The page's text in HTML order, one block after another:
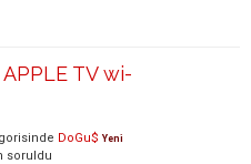
APPLE TV wi-
DoGu$ Yeni
soruldu